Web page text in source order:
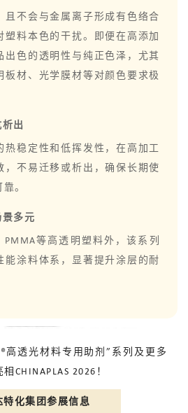
且不会与金属离子形成有色络合
塑料本色的干扰。即便在高添加
出色的透明性与纯正色泽，尤其
板材、光学膜材等对颜色要求极
出
热稳定性和低挥发性，在高加工
，不易迁移或析出，确保长期使
。
多元
PMMA等高透明塑料外，该系列
能涂料体系，显著提升涂层的耐
高透光材料专用助剂”系列及更多
CHINAPLAS 2026！
特化集团参展信息